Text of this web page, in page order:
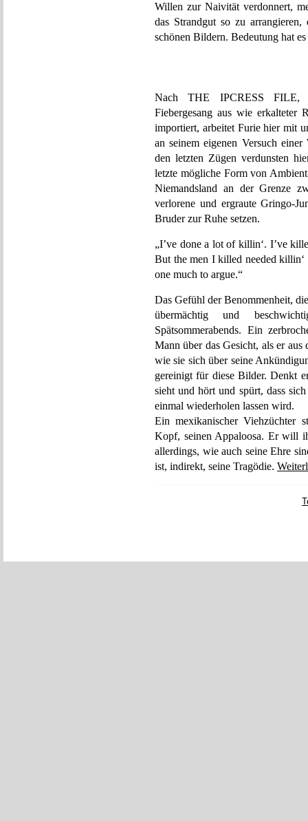
Willen zur Naivität verdonnert,
das Strandgut so zu
schönen Bildern. Bedeutung hat
Nach THE IPCRESS FILE,
Fiebergesang aus wie erkalteter
importiert, arbeitet Furie hier mit
an seinem eigenen Versuch
den letzten Zügen verdunsten
letzte mögliche Form von
Niemandsland an der Grenze
verlorene und ergraute Gringo-
Bruder zur Ruhe setzen.
„I’ve done a lot of killin‘. I’ve
But the men I killed needed
one much to argue.“
Das Gefühl der Benommenheit,
übermächtig und
Spätsommerabends. Ein
Mann über das Gesicht, als er
wie sie sich über seine
gereinigt für diese Bilder. Denkt
sieht und hört und spürt, dass
einmal wiederholen lassen wird.
Ein mexikanischer Viehzüchter
Kopf, seinen Appaloosa. Er will
allerdings, wie auch seine Ehre
ist, indirekt, seine Tragödie.